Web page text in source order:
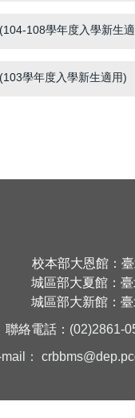
108學年度入學新生
學年度入學新生適用)
校本部大恩館：
城區部大夏館：
城區部大新館：
聯絡電話： (02)2861-
：